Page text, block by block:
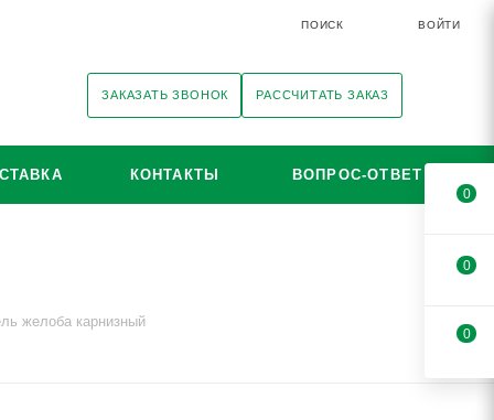
ПОИСК ВОЙТИ
ЗАКАЗАТЬ ЗВОНОК РАССЧИТАТЬ ЗАКАЗ
КОНТАКТЫ ВОПРОС-ОТВЕТ
желоба карнизный
0
0
0